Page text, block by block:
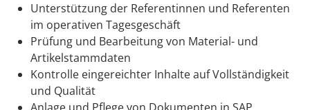
Unterstützung der Referentinnen und Referenten
im operativen Tagesgeschäft
Prüfung und Bearbeitung von Material- und
Artikelstammdaten
Kontrolle eingereichter Inhalte auf Vollständigkeit
und Qualität